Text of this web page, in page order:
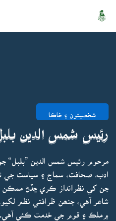
شخصيتون ۽ خاڪا
رئيس شمس الدين
مرحوم رئيس شمس الدين ”بلبل“
ادب، صحافت، سماج ۽ سياست جي
جن کي نظرانداز ڪري ڇڏڻ ممڪن
شاعر آهي، جنھن ظرافتي نظم
۾ملڪ ۽ قوم جي خدمت ڪئي آهي.